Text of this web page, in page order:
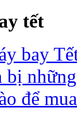
tết
bay
bị
để